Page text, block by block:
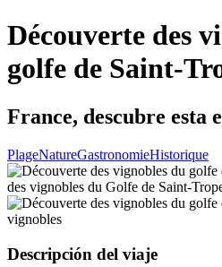
Découverte des
golfe de Saint-
France, descubre esta
PlageNatureGastronomieHistorique
Descripción del viaje